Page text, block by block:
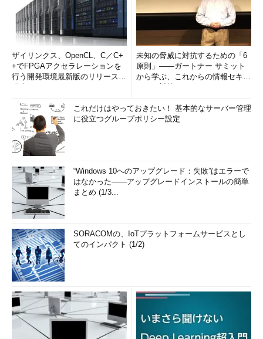
ザイリンクス、OpenCL、C／C+
+でFPGAアクセラレーションを
行う開発環境最新版のリリースを
未知の脅威に対抗するための「6
原則」――ガートナー サミット
から学ぶ、これからの情報セキュ
これだけはやっておきたい！ 基本的なサーバー管理
に役立つグループポリシー設定
“Windows 10へのアップグレード：失敗”はエラーで
はなかった――アップグレードインストールの簡単
まとめ (1/3...
SORACOMの、IoTプラットフォームサービスとし
てのインパクト (1/2)